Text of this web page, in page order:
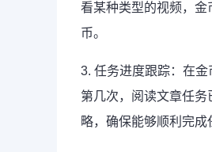
看某种类型的视频，
币。
3. 任务进度跟踪：在
第几次，阅读文章任
略，确保能够顺利完成